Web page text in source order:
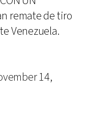
remate de tiro
Venezuela.
14,